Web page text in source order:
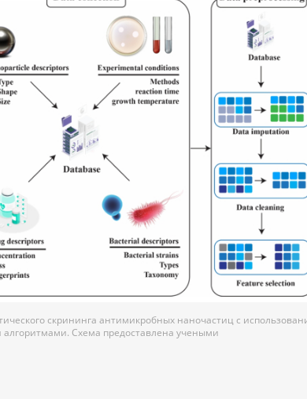
скрининга антимикробных наночастиц с
алгоритмами. Схема предоставлена учеными